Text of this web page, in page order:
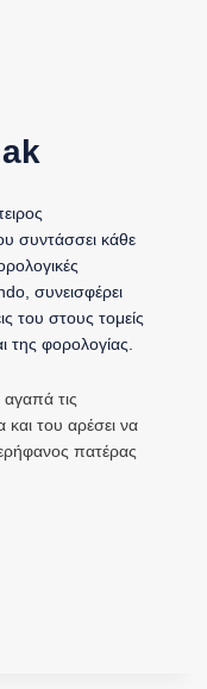
συντάσσει κάθε
συνεισφέρει
του στους τομείς
της φορολογίας.
τις
και του αρέσει να
πατέρας